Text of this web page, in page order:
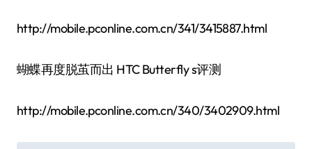
http://mobile.pconline.com.cn/341/3415887.html
蝴蝶再度脱茧而出 HTC Butterfly s评测
http://mobile.pconline.com.cn/340/3402909.html